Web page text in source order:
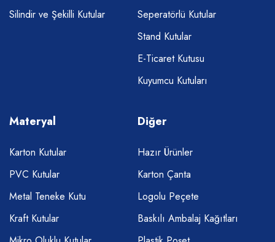
Silindir ve Şekilli Kutular
Seperatörlü Kutular
Stand Kutular
E-Ticaret Kutusu
Kuyumcu Kutuları
Materyal
Karton Kutular
PVC Kutular
Metal Teneke Kutu
Kraft Kutular
Diğer
Hazır Ürünler
Karton Çanta
Logolu Peçete
Baskılı Ambalaj Kağıtları